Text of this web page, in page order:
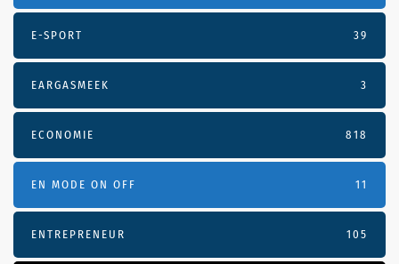
E-SPORT 39
EARGASMEEK 3
ECONOMIE 818
EN MODE ON OFF 11
ENTREPRENEUR 105